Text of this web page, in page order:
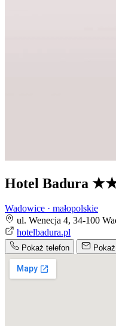
Hotel Badura
Wadowice · małopolskie
ul. Wenecja 4, 34-100
hotelbadura.pl
Pokaż telefon